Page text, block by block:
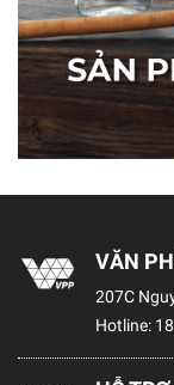
VĂN
207C
Hotline: